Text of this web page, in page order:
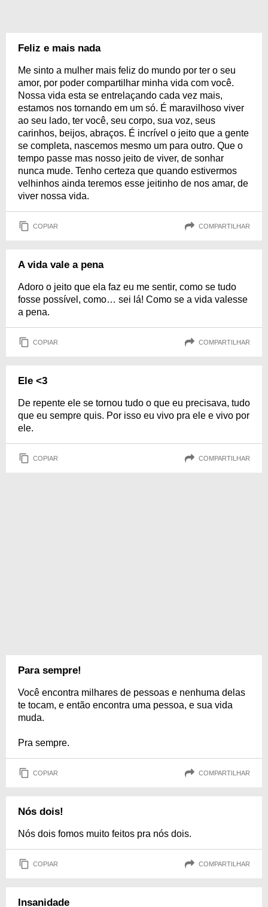
Feliz e mais nada
Me sinto a mulher mais feliz do mundo por ter o seu
amor, por poder compartilhar minha vida com você.
Nossa vida esta se entrelaçando cada vez mais,
estamos nos tornando em um só. É maravilhoso viver
ao seu lado, ter você, seu corpo, sua voz, seus
carinhos, beijos, abraços. É incrível o jeito que a gente
se completa, nascemos mesmo um para outro. Que o
tempo passe mas nosso jeito de viver, de sonhar
nunca mude. Tenho certeza que quando estivermos
velhinhos ainda teremos esse jeitinho de nos amar, de
viver nossa vida.
COPIAR COMPARTILHAR
A vida vale a pena
Adoro o jeito que ela faz eu me sentir, como se tudo
fosse possível, como… sei lá! Como se a vida valesse
a pena.
COPIAR COMPARTILHAR
Ele <3
De repente ele se tornou tudo o que eu precisava, tudo
que eu sempre quis. Por isso eu vivo pra ele e vivo por
ele.
COPIAR COMPARTILHAR
Para sempre!
Você encontra milhares de pessoas e nenhuma delas
te tocam, e então encontra uma pessoa, e sua vida
muda.
Pra sempre.
COPIAR COMPARTILHAR
Nós dois!
Nós dois fomos muito feitos pra nós dois.
COPIAR COMPARTILHAR
Insanidade